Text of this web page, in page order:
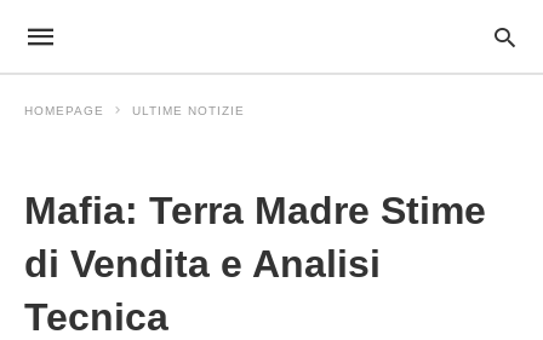
HOMEPAGE ULTIME NOTIZIE
Mafia: Terra Madre Stime
di Vendita e Analisi
Tecnica